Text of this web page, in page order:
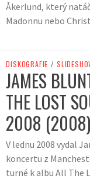
Åkerlund, který
Madonnu nebo
DISKOGRAFIE /
JAMES
THE LOST
2008 (2008)
V lednu 2008 vydal
koncertu z
turné k albu All The